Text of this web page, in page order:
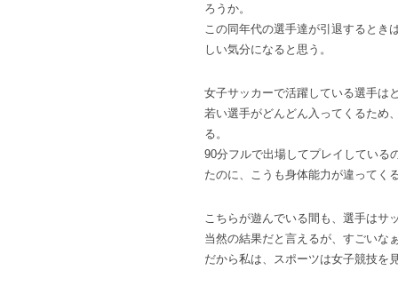
ろうか。
この同年代の選手達が引退するとき
しい気分になると思う。
女子サッカーで活躍している選手は
若い選手がどんどん入ってくるため
る。
90分フルで出場してプレイしている
たのに、こうも身体能力が違ってく
こちらが遊んでいる間も、選手はサ
当然の結果だと言えるが、すごいな
だから私は、スポーツは女子競技を